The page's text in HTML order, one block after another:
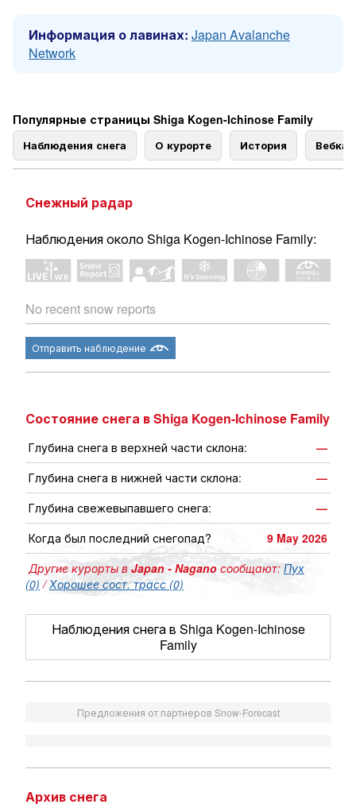
Информация о лавинах: Japan Avalanche
Network
Популярные страницы Shiga Kogen-Ichinose Family
Наблюдения снега О курорте История
Снежный радар
Наблюдения около Shiga Kogen-Ichinose Family:
No recent snow reports
Отправить наблюдение
Состояние снега в Shiga Kogen-Ichinose Family
Глубина снега в верхней части склона:
—
Глубина снега в нижней части склона:
—
Глубина свежевыпавшего снега:
—
Когда был последний снегопад?
9 May 2026
Другие курорты вJapan - Nagano сообщают: Пух
(0) /Хорошее сост. трасс (0)
Наблюдения снега в Shiga Kogen-Ichinose
Family
Предложения от партнеров Snow-Forecast
Архив снега